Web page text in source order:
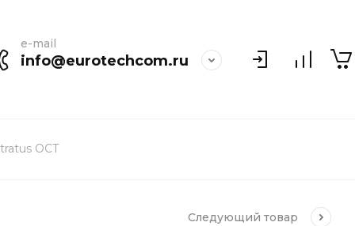
e-mail
info@eurotechcom.ru
OCT
Следующий товар